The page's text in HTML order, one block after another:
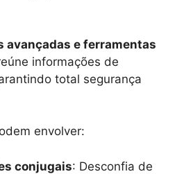
avançadas e ferramentas
informações de
total segurança
envolver:
conjugais: Desconfia de